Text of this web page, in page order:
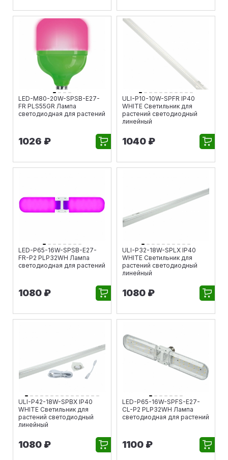
LED-M80-20W-SPSB-E27-
FR PLS55GR Лампа
светодиодная для растений
1026 ₽
ULI-P10-10W-SPFR IP40
WHITE Светильник для
растений светодиодный
линейный
1040 ₽
LED-P65-16W-SPSB-E27-
FR-P2 PLP32WH Лампа
светодиодная для растений
1080 ₽
ULI-P32-18W-SPLX IP40
WHITE Светильник для
растений светодиодный
линейный
1080 ₽
ULI-P42-18W-SPBX IP40
WHITE Светильник для
растений светодиодный
линейный
1080 ₽
LED-P65-16W-SPFS-E27-
CL-P2 PLP32WH Лампа
светодиодная для растений
1100 ₽